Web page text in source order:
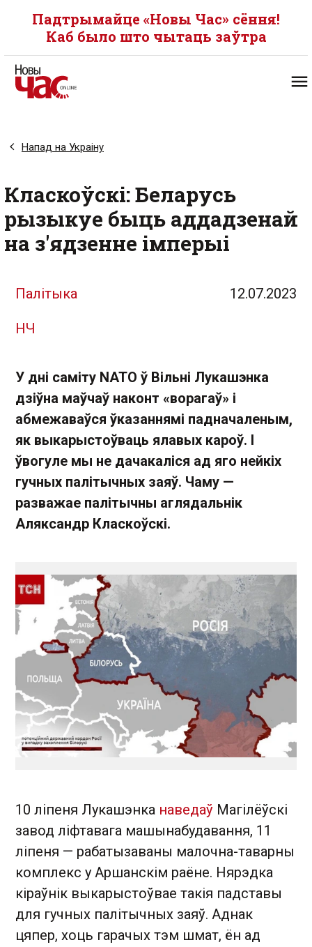
Падтрымайце «Новы Час» сёння!
Каб было што чытаць заўтра
Напад на Украіну
Класкоўскі: Беларусь
рызыкуе быць аддадзенай
на з'ядзенне імперыі
Палітыка 12.07.2023
НЧ
У дні саміту NATO ў Вільні Лукашэнка
дзіўна маўчаў наконт «ворагаў» і
абмежаваўся ўказаннямі падначаленым,
як выкарыстоўваць ялавых кароў. І
ўвогуле мы не дачакаліся ад яго нейкіх
гучных палітычных заяў. Чаму —
разважае палітычны аглядальнік
Аляксандр Класкоўскі.
10 ліпеня Лукашэнка наведаў Магілёўскі
завод ліфтавага машынабудавання, 11
ліпеня — рабатызаваны малочна-таварны
комплекс у Аршанскім раёне. Нярэдка
кіраўнік выкарыстоўвае такія падставы
для гучных палітычных заяў. Аднак
цяпер, хоць гарачых тэм шмат, ён ад